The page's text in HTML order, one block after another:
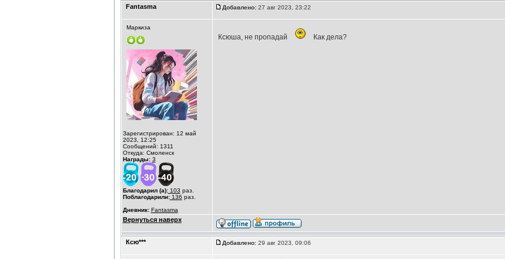
Fantasma Добавлено:27 авг 2023, 23:22
Маркиза
Зарегистрирован: 12 май
2023, 12:25
Сообщений: 1311
Откуда: Смоленск
Награды: 3
Благодарил (а):103 раз.
Поблагодарили:136 раз.
Дневник: Fantasma
Ксюша, не пропадай Как дела?
Вернуться наверх
Ксю*** Добавлено:29 авг 2023, 09:06